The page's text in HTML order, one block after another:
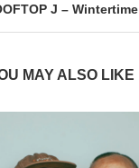
J – Wintertime
MAY ALSO LIKE